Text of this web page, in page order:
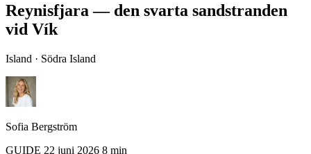
Reynisfjara — den svarta sandstranden
vid Vík
Island · Södra Island
Sofia Bergström
GUIDE 22 juni 2026 8 min